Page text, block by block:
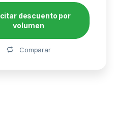
descuento por
volumen
Comparar